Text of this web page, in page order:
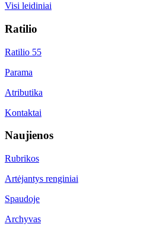
Visi leidiniai
Ratilio
Ratilio 55
Parama
Atributika
Kontaktai
Naujienos
Rubrikos
Artėjantys renginiai
Spaudoje
Archyvas